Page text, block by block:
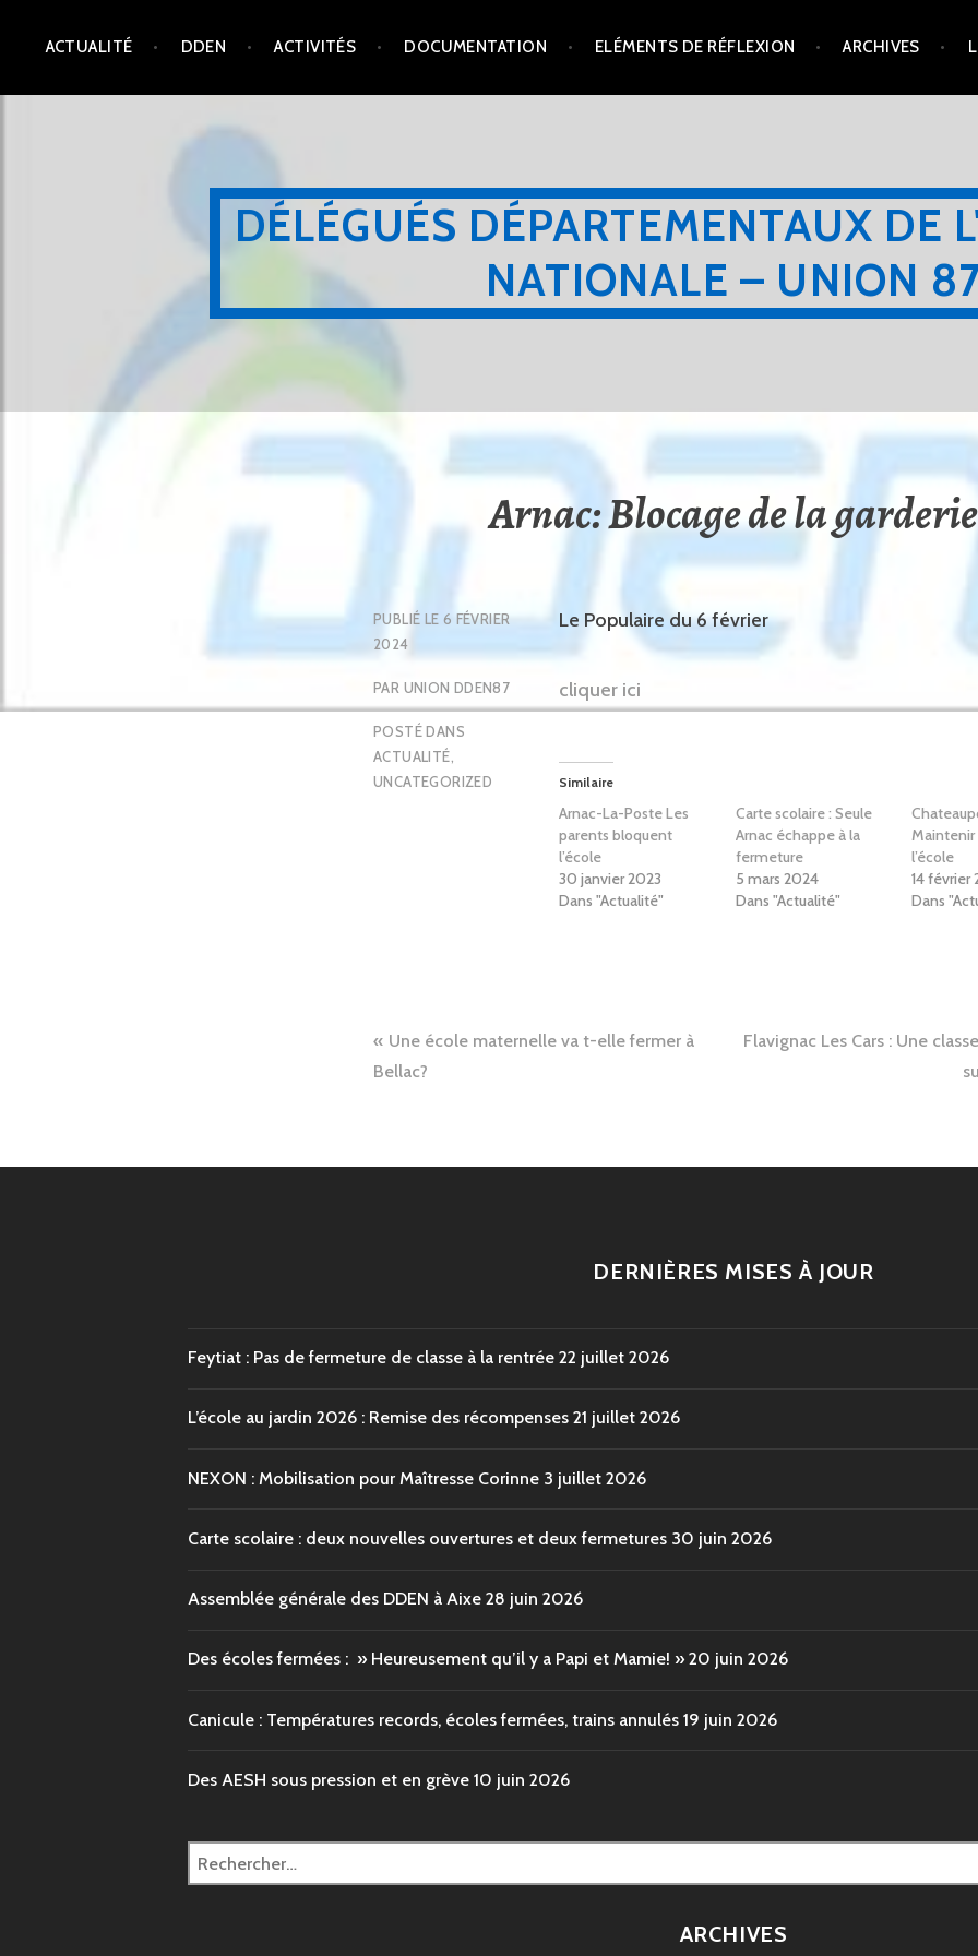
contenu
ACTUALITÉ DDEN ACTIVITÉS DOCUMENTATION ELÉMENTS DE RÉFLEXION ARCHIVES
DÉLÉGUÉS DÉPARTEMENTAUX DE
NATIONALE – UNION
Arnac: Blocage de la garderie
PUBLIÉ LE 6 FÉVRIER
2024
PAR UNION DDEN87
POSTÉ DANS
ACTUALITÉ,
UNCATEGORIZED
Le Populaire du 6 février
cliquer ici
Similaire
Arnac-La-Poste Les
parents bloquent
l’école
30 janvier 2023
Dans "Actualité"
Carte scolaire : Seule
Arnac échappe à la
fermeture
5 mars 2024
Dans "Actualité"
Maintenir
l’école
14 février
Dans
Navigation
de
Une école maternelle va t-elle fermer à
Bellac?
Flavignac Les Cars : Une
DERNIÈRES MISES À JOUR
Feytiat : Pas de fermeture de classe à la rentrée 22 juillet 2026
L’école au jardin 2026 : Remise des récompenses 21 juillet 2026
NEXON : Mobilisation pour Maîtresse Corinne 3 juillet 2026
Carte scolaire : deux nouvelles ouvertures et deux fermetures 30 juin 2026
Assemblée générale des DDEN à Aixe 28 juin 2026
Des écoles fermées : » Heureusement qu’il y a Papi et Mamie! » 20 juin 2026
Canicule : Températures records, écoles fermées, trains annulés 19 juin 2026
Des AESH sous pression et en grève 10 juin 2026
Rechercher :
ARCHIVES